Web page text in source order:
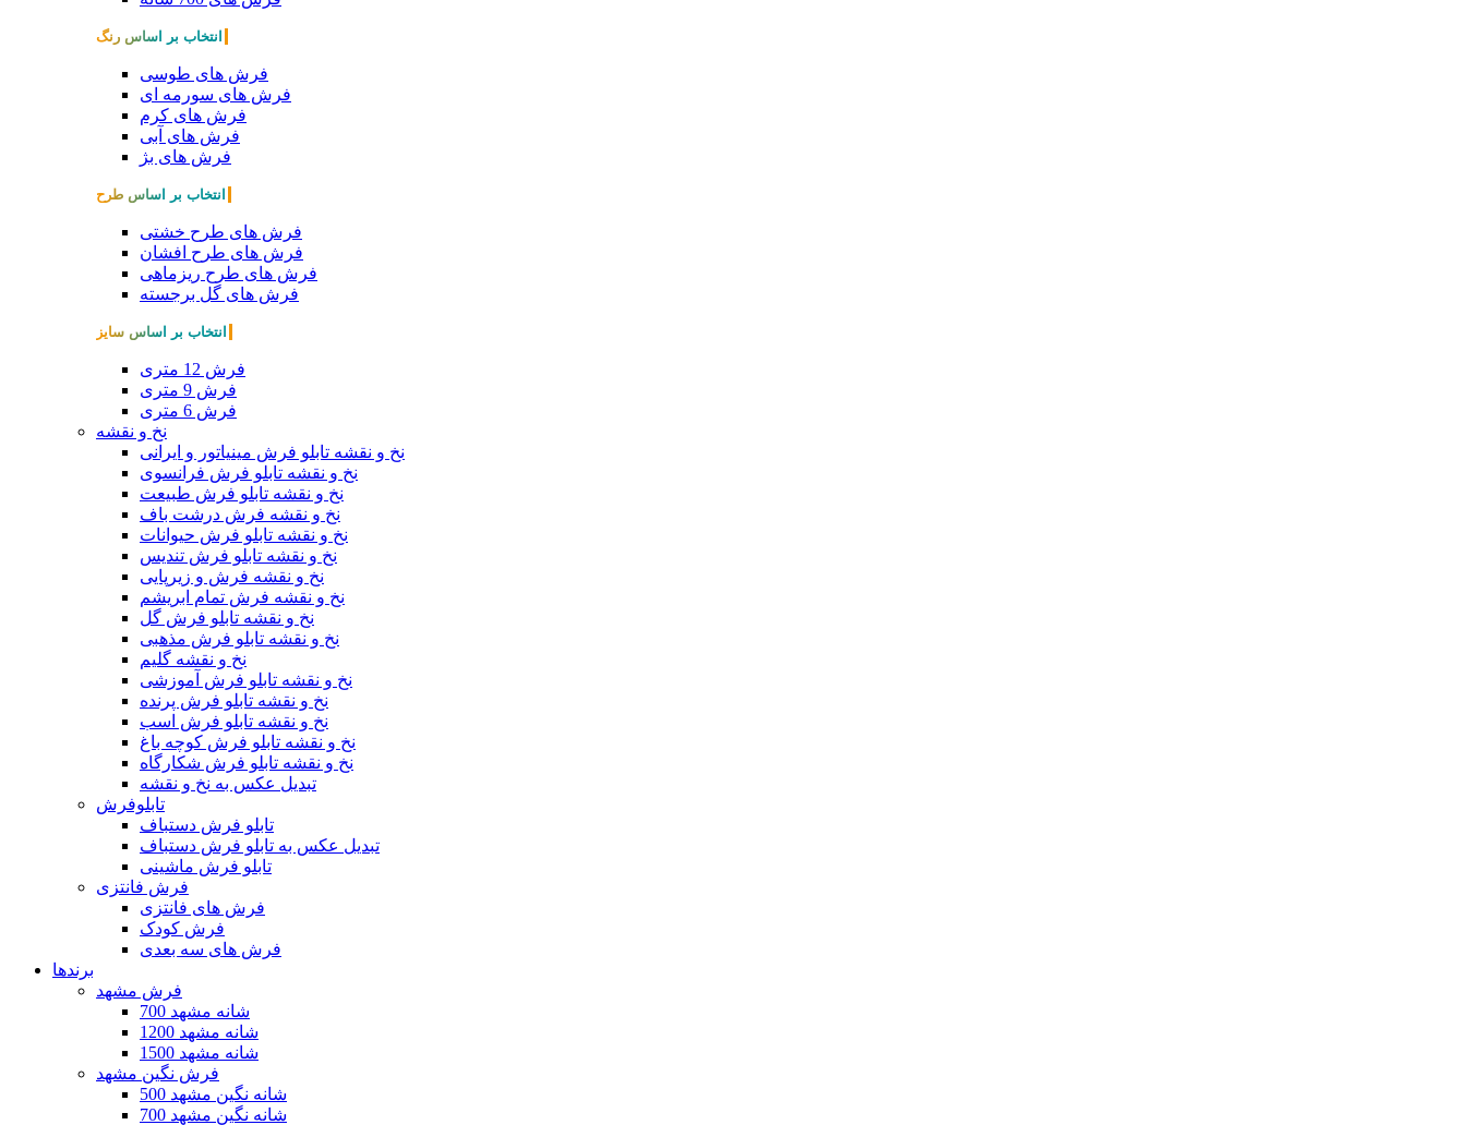
انتخاب بر اساس رنگ
فرش های طوسی
فرش های سورمه ای
فرش های کرم
فرش های آبی
فرش های بژ
انتخاب بر اساس طرح
فرش های طرح خشتی
فرش های طرح افشان
فرش های طرح ریزماهی
فرش های گل برجسته
انتخاب بر اساس سایز
فرش 12 متری
فرش 9 متری
فرش 6 متری
نخ و نقشه
نخ و نقشه تابلو فرش مینیاتور و ایرانی
نخ و نقشه تابلو فرش فرانسوی
نخ و نقشه تابلو فرش طبیعت
نخ و نقشه فرش درشت باف
نخ و نقشه تابلو فرش حیوانات
نخ و نقشه تابلو فرش تندیس
نخ و نقشه فرش و زیرپایی
نخ و نقشه فرش تمام ابریشم
نخ و نقشه تابلو فرش گل
نخ و نقشه تابلو فرش مذهبی
نخ و نقشه گلیم
نخ و نقشه تابلو فرش آموزشی
نخ و نقشه تابلو فرش پرنده
نخ و نقشه تابلو فرش اسب
نخ و نقشه تابلو فرش کوچه باغ
نخ و نقشه تابلو فرش شکارگاه
تبدیل عکس به نخ و نقشه
تابلوفرش
تابلو فرش دستباف
تبدیل عکس به تابلو فرش دستباف
تابلو فرش ماشینی
فرش فانتزی
فرش های فانتزی
فرش کودک
فرش های سه بعدی
برندها
فرش مشهد
700 شانه مشهد
1200 شانه مشهد
1500 شانه مشهد
فرش نگین مشهد
500 شانه نگین مشهد
700 شانه نگین مشهد